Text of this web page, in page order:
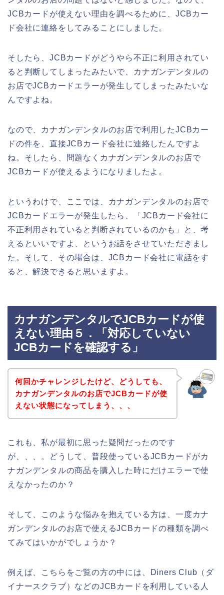
JCBカードが使えない理由を調べるために、JCBカー
ド会社に連絡をしてみることにしました。
そしたら、JCBカードがどうやら不正に利用されてい
ると判断してしまったみたいで、カナガンデンタルの
お店でJCBカードエラーが発生してしまったみたいな
んですよね。
なので、カナガンデンタルのお店で利用したJCBカー
ドの件を、直接JCBカード会社に連絡したんですよ
ね。そしたら、問題なくカナガンデンタルのお店で
JCBカードが使えるようになりましたよ。
というわけで、ここでは、カナガンデンタルのお店で
JCBカードエラーが発生したら、「JCBカード会社に
不正利用されていると判断されているのかも」と、考
えるといいですよ、というお話をさせていただきまし
た。そして、その場合は、JCBカード会社に電話をす
ると、解決できると思いますよ。
カナガンデンタルでJCBカードが使
えない理由５．「対応していない
JCBカードを確認する」
何回かチャレンジしたけど、どうしても、
カナガンデンタルのお店でJCBカードが使
えない状態になってしまう、、、
これも、私が最初に思った疑問だったのです
が、、、。どうして、普段使っているJCBカードがカ
ナガンデンタルの商品を購入した時にだけエラーで使
えなかったのか？
そして、このような悩みを抱えている方は、一度カナ
ガンデンタルのお店で使えるJCBカードの種類を調べ
てみてはいかがでしょうか？
例えば、こちらをご覧の方の中には、Diners Club（ダ
イナースクラブ）などのJCBカードを利用している人